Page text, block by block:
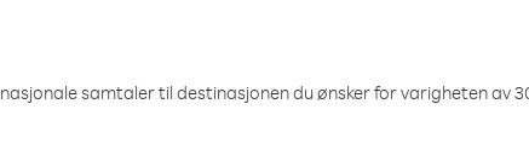
samtaler til destinasjonen du ønsker for varigheten av